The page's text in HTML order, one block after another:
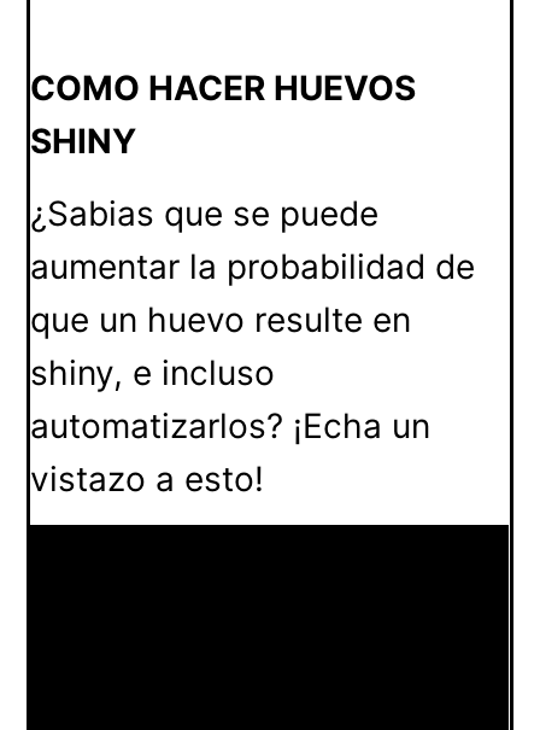
COMO HACER HUEVOS
SHINY
¿Sabias que se puede
aumentar la probabilidad de
que un huevo resulte en
shiny, e incluso
automatizarlos? ¡Echa un
vistazo a esto!